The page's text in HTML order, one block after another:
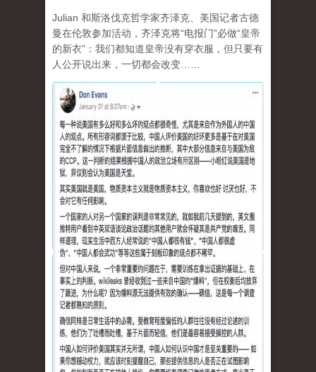
Julian 和斯洛伐克哲学家齐泽克、美国记者古德
曼在伦敦参加活动，齐泽克将“电报门”必做“皇帝
的新衣”：我们都知道皇帝没有穿衣服，但只要有
人公开说出来，一切都会改变……